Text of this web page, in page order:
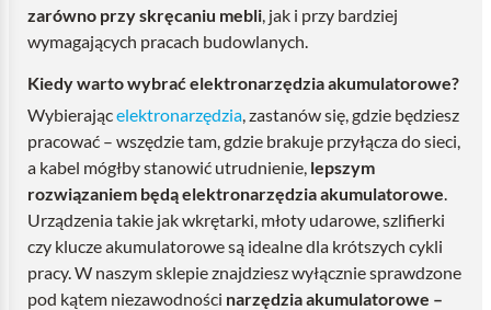
zarówno przy skręcaniu mebli, jak i przy bardziej
wymagających pracach budowlanych.
Kiedy warto wybrać elektronarzędzia akumulatorowe?
Wybierającelektronarzędzia, zastanów się, gdzie będziesz
pracować – wszędzie tam, gdzie brakuje przyłącza do sieci,
a kabel mógłby stanowić utrudnienie, lepszym
rozwiązaniem będą elektronarzędzia akumulatorowe.
Urządzenia takie jak wkrętarki, młoty udarowe, szlifierki
czy klucze akumulatorowe są idealne dla krótszych cykli
pracy. W naszym sklepie znajdziesz wyłącznie sprawdzone
pod kątem niezawodności narzędzia akumulatorowe –